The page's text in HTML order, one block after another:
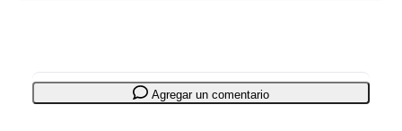
Agregar un comentario